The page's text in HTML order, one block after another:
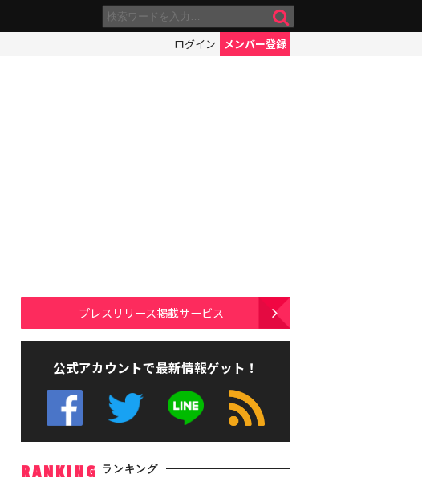
ログイン メンバー登録
プレスリリース掲載サービス
公式アカウントで最新情報ゲット！
RANKING ランキング